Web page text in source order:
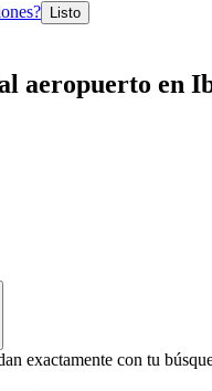
Listo
aeropuerto en
exactamente con tu